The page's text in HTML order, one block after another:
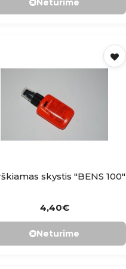
Neturime
skystis "BENS 100"
4,40€
Neturime